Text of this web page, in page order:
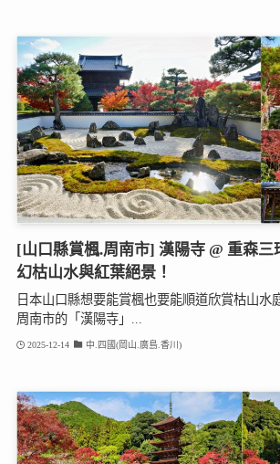
[山口縣賞楓.周南市] 漢陽寺 @ 重森
幻枯山水與紅葉絕景！
日本山口縣想要能賞楓也要能順道欣賞枯山水
周南市的「漢陽寺」...
2025-12-14 中.四國(岡山.廣島.香川)